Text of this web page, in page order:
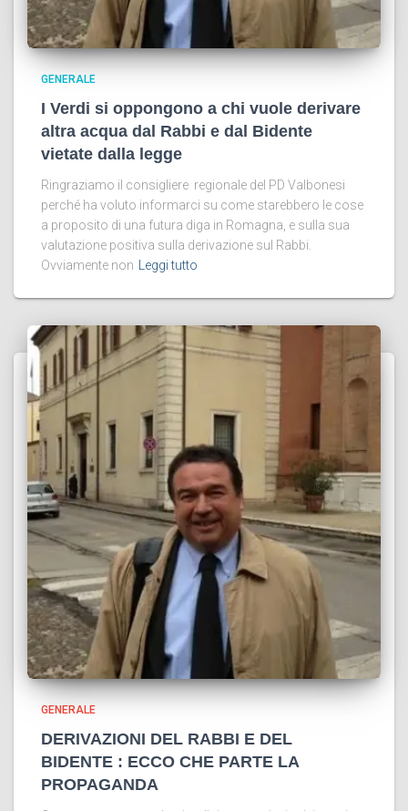
GENERALE
I Verdi si oppongono a chi vuole derivare
altra acqua dal Rabbi e dal Bidente
vietate dalla legge
Ringraziamo il consigliere regionale del PD Valbonesi
perché ha voluto informarci su come starebbero le cose
a proposito di una futura diga in Romagna, e sulla sua
valutazione positiva sulla derivazione sul Rabbi.
Ovviamente non
Leggi tutto
GENERALE
DERIVAZIONI DEL RABBI E DEL
BIDENTE : ECCO CHE PARTE LA
PROPAGANDA